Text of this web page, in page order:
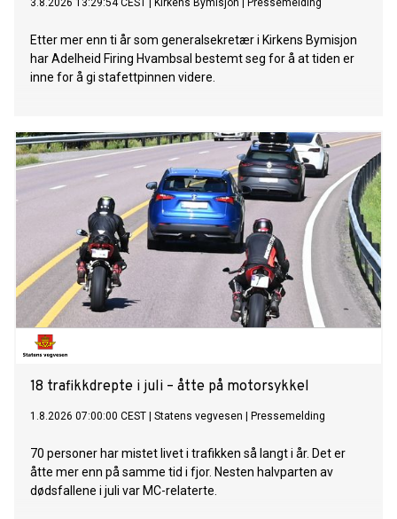
3.8.2026 13:29:54 CEST Kirkens Bymisjon Pressemelding
Etter mer enn ti år som generalsekretær i Kirkens Bymisjon
har Adelheid Firing Hvambsal bestemt seg for å at tiden er
inne for å gi stafettpinnen videre.
18 trafikkdrepte i juli – åtte på motorsykkel
1.8.2026 07:00:00 CEST Statens vegvesen Pressemelding
70 personer har mistet livet i trafikken så langt i år. Det er
åtte mer enn på samme tid i fjor. Nesten halvparten av
dødsfallene i juli var MC-relaterte.